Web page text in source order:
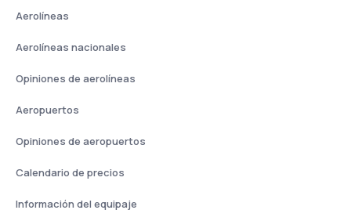
Aerolíneas
Aerolíneas nacionales
Opiniones de aerolíneas
Aeropuertos
Opiniones de aeropuertos
Calendario de precios
Información del equipaje